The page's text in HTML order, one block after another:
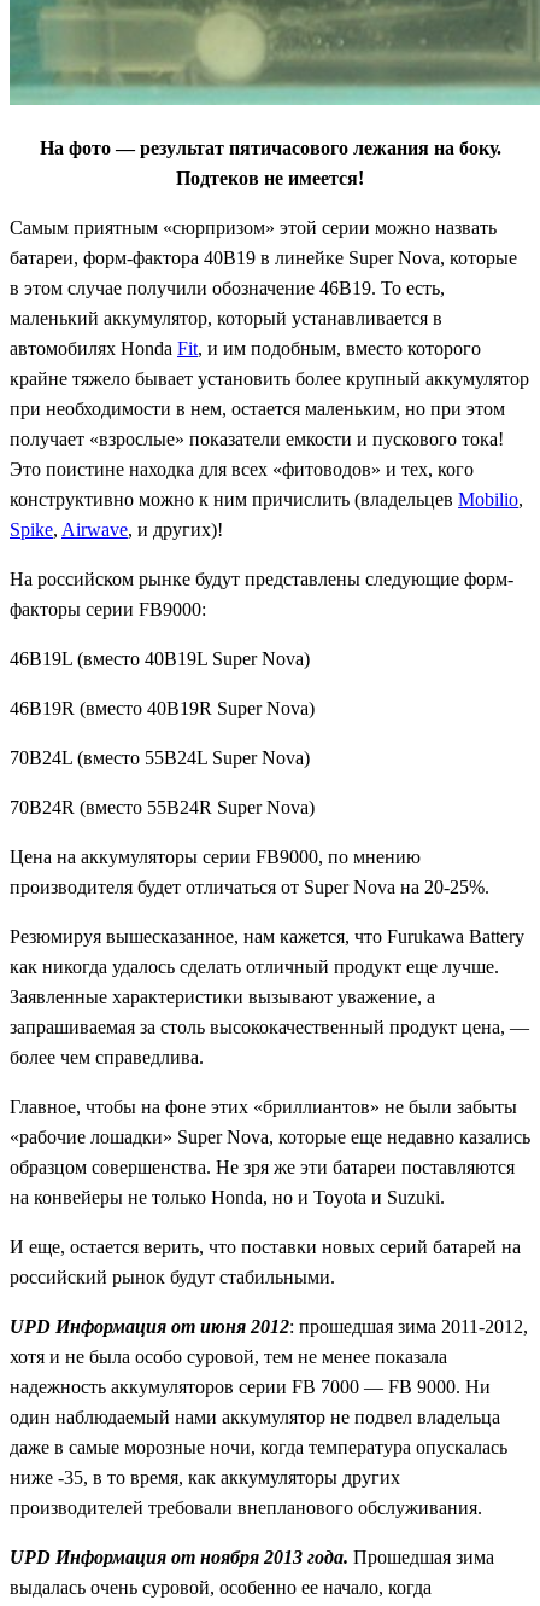
На фото — результат пятичасового лежания на боку.
Подтеков не имеется!
Самым приятным «сюрпризом» этой серии можно назвать
батареи, форм-фактора 40B19 в линейке Super Nova, которые
в этом случае получили обозначение 46B19. То есть,
маленький аккумулятор, который устанавливается в
автомобилях Honda Fit, и им подобным, вместо которого
крайне тяжело бывает установить более крупный аккумулятор
при необходимости в нем, остается маленьким, но при этом
получает «взрослые» показатели емкости и пускового тока!
Это поистине находка для всех «фитоводов» и тех, кого
конструктивно можно к ним причислить (владельцев Mobilio,
Spike, Airwave, и других)!
На российском рынке будут представлены следующие форм-
факторы серии FB9000:
46B19L (вместо 40B19L Super Nova)
46B19R (вместо 40B19R Super Nova)
70B24L (вместо 55B24L Super Nova)
70B24R (вместо 55B24R Super Nova)
Цена на аккумуляторы серии FB9000, по мнению
производителя будет отличаться от Super Nova на 20-25%.
Резюмируя вышесказанное, нам кажется, что Furukawa Battery
как никогда удалось сделать отличный продукт еще лучше.
Заявленные характеристики вызывают уважение, а
запрашиваемая за столь высококачественный продукт цена, —
более чем справедлива.
Главное, чтобы на фоне этих «бриллиантов» не были забыты
«рабочие лошадки» Super Nova, которые еще недавно казались
образцом совершенства. Не зря же эти батареи поставляются
на конвейеры не только Honda, но и Toyota и Suzuki.
И еще, остается верить, что поставки новых серий батарей на
российский рынок будут стабильными.
UPD Информация от июня 2012: прошедшая зима 2011-2012,
хотя и не была особо суровой, тем не менее показала
надежность аккумуляторов серии FB 7000 — FB 9000. Ни
один наблюдаемый нами аккумулятор не подвел владельца
даже в самые морозные ночи, когда температура опускалась
ниже -35, в то время, как аккумуляторы других
производителей требовали внепланового обслуживания.
UPD Информация от ноября 2013 года. Прошедшая зима
выдалась очень суровой, особенно ее начало, когда